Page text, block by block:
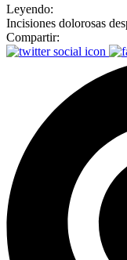
Leyendo:
Incisiones dolorosas
Compartir: